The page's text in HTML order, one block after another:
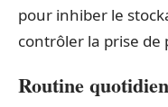
pour inhiber le
contrôler la prise de
Routine